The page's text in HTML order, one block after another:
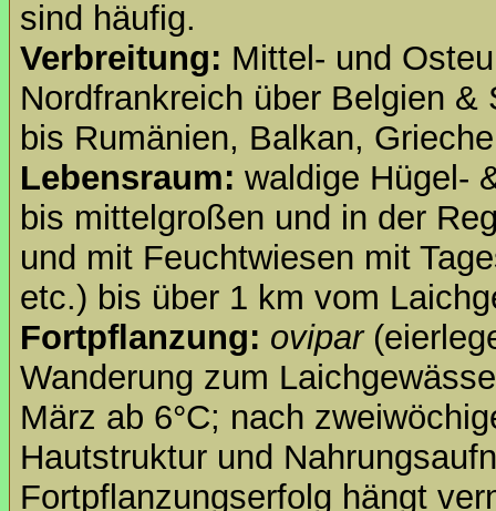
sind häufig.
Verbreitung: Mittel- und
Nordfrankreich über Belgien
bis Rumänien, Balkan,
Lebensraum: waldige Hügel-
bis mittelgroßen und in der
und mit Feuchtwiesen mit
etc.) bis über 1 km vom
Fortpflanzung: ovipar
Wanderung zum
März ab 6°C; nach
Hautstruktur und
Fortpflanzungserfolg hängt